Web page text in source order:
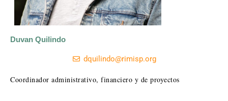
Duvan Quilindo
dquilindo@rimisp.org
Coordinador administrativo, financiero y de proyectos